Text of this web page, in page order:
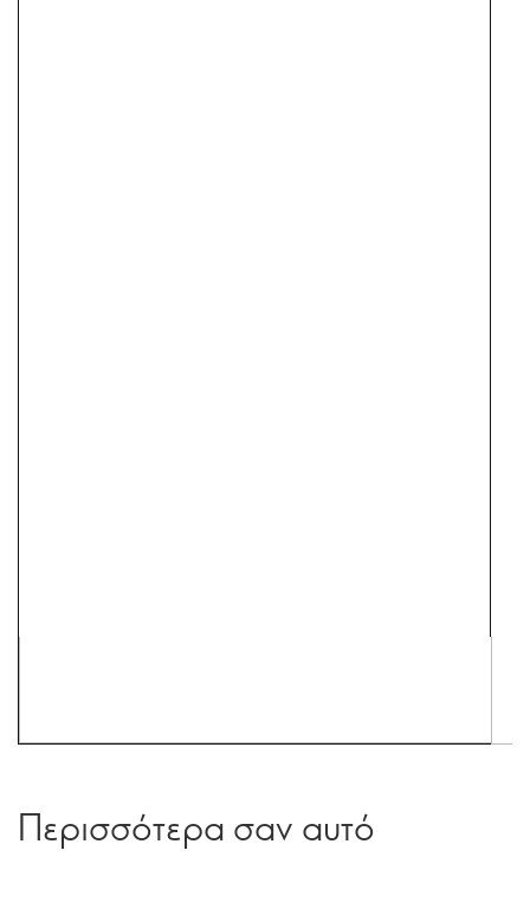
Περισσότερα σαν αυτό